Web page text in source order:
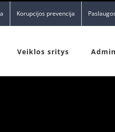
Korupcijos prevencija
Veiklos sritys